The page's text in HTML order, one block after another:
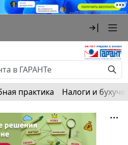
практика Налоги и